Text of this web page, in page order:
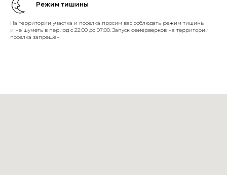
Режим тишины
На территории участка и поселка просим вас соблюдать режим тишины
и не шуметь в период с 22:00 до 07:00. Запуск фейерверков на территории
поселка запрещен